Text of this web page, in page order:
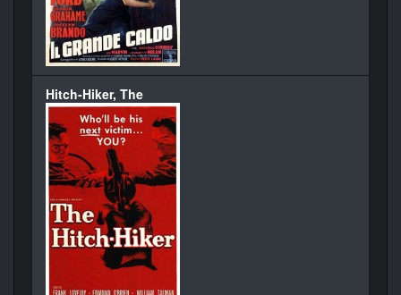
Hitch-Hiker, The